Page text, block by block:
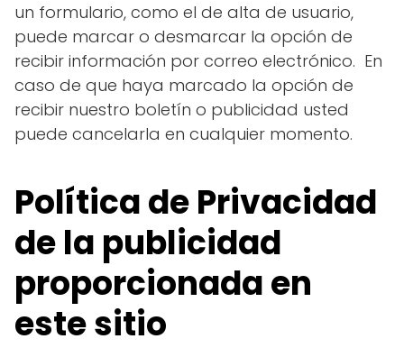
un formulario, como el de alta de usuario,
puede marcar o desmarcar la opción de
recibir información por correo electrónico. En
caso de que haya marcado la opción de
recibir nuestro boletín o publicidad usted
puede cancelarla en cualquier momento.
Política de Privacidad
de la publicidad
proporcionada en
este sitio